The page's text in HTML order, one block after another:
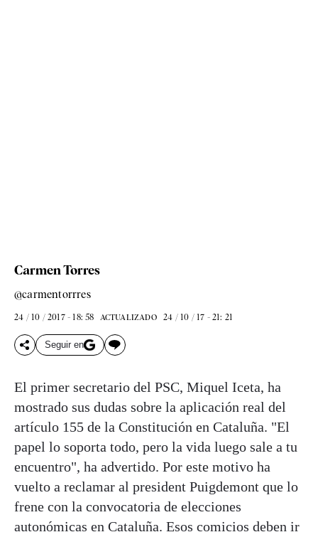
Carmen Torres
@carmentorrres
24 / 10 / 2017 - 18: 58 ACTUALIZADO 24 / 10 / 17 - 21: 21
Seguir en
El primer secretario del PSC, Miquel Iceta, ha
mostrado sus dudas sobre la aplicación real del
artículo 155 de la Constitución en Cataluña. "El
papel lo soporta todo, pero la vida luego sale a tu
encuentro", ha advertido. Por este motivo ha
vuelto a reclamar al president Puigdemont que lo
frene con la convocatoria de elecciones
autonómicas en Cataluña. Esos comicios deben ir